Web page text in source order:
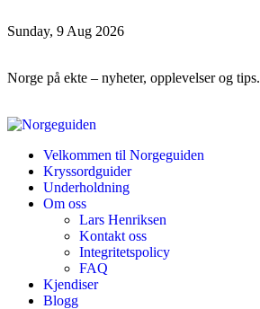
Sunday, 9 Aug 2026
Norge på ekte – nyheter, opplevelser og tips.
Velkommen til Norgeguiden
Kryssordguider
Underholdning
Om oss
Lars Henriksen
Kontakt oss
Integritetspolicy
FAQ
Kjendiser
Blogg